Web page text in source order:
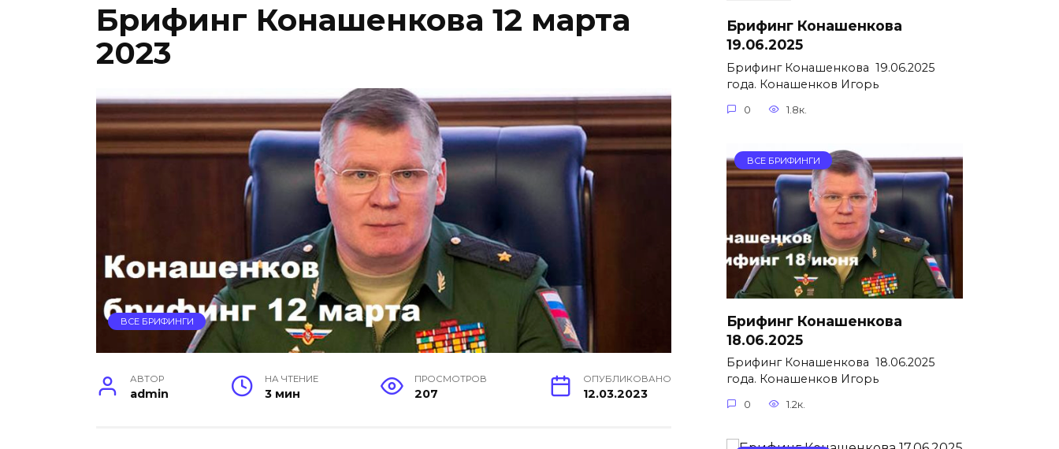
Брифинг Конашенкова 12 марта
2023
ВСЕ БРИФИНГИ
АВТОР
admin
НА ЧТЕНИЕ
3 мин
ПРОСМОТРОВ
207
ОПУБЛИКОВАНО
12.03.2023
Брифинг Конашенкова
19.06.2025
Брифинг Конашенкова 19.06.2025
года. Конашенков Игорь
0 1.8к.
ВСЕ БРИФИНГИ
Брифинг Конашенкова
18.06.2025
Брифинг Конашенкова 18.06.2025
года. Конашенков Игорь
0 1.2к.